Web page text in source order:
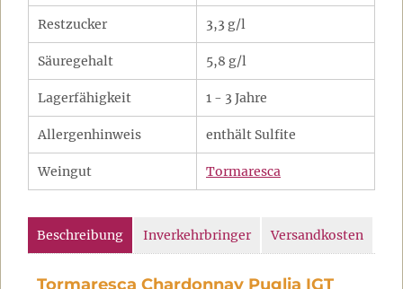
Restzucker 3,3 g/l
Säuregehalt 5,8 g/l
Lagerfähigkeit 1 - 3 Jahre
Allergenhinweis enthält Sulfite
Weingut Tormaresca
Beschreibung Inverkehrbringer Versandkosten
Tormaresca Chardonnay Puglia IGT